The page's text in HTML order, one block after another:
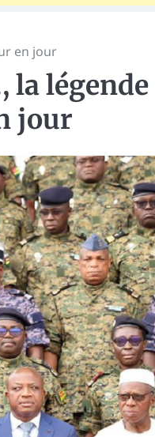
en jour
la légende
jour